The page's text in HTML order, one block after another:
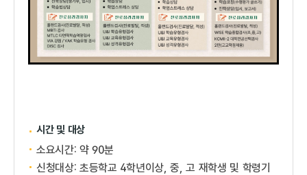
시간 및 대상
소요시간: 약 90분
신청대상: 초등학교 4학년이상, 중, 고 재학생 및 학령기